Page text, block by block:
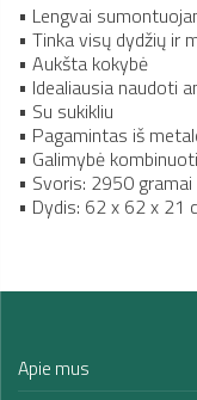
• Lengvai
• Tinka visų dydžių ir
• Aukšta kokybė
• Idealiausia naudoti
• Su sukikliu
• Pagamintas iš
• Galimybė
• Svoris: 2950 gramai
• Dydis: 62 x 62 x 21
Apie mus